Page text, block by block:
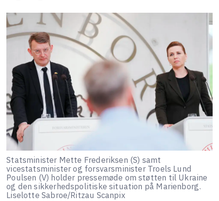
Statsminister Mette Frederiksen (S) samt
vicestatsminister og forsvarsminister Troels Lund
Poulsen (V) holder pressemøde om støtten til Ukraine
og den sikkerhedspolitiske situation på Marienborg.
Liselotte Sabroe/Ritzau Scanpix